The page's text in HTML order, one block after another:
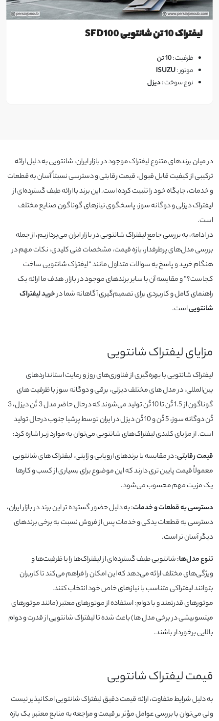
لیفتراک 10 تن شانتویی SFD100
ظرفیت :10 تن
موتور :ISUZU
نوع سوخت :دیزل
در میان برندهای متنوع لیفتراک موجود در بازار ایران، شانتویی به دلیل ارائه
ترکیبی از کیفیت قابل قبول، قیمت رقابتی و دسترسی نسبتاً آسان به قطعات
و خدمات، جایگاه خود را تثبیت کرده است. این برند با ارائه طیف گسترده‌ای از
لیفتراک‌ دیزلی و دوگانه‌ سوز، پاسخگوی نیازهای گوناگون صنایع مختلف
است.
در ادامه، به بررسی جامع لیفتراک‌ شانتویی در بازار ایران می‌پردازیم، از جمله
بررسی مدل‌های پرطرفدار، بازه قیمت، مشخصات فنی کلیدی، نکات مهم در
هنگام خرید و پاسخ به سوالات متداول مانند “لیفتراک شانتویی ساخت
کجاست؟” و مقایسه آن با سایر برندهای موجود در بازار. هدف ما ارائه یک
راهنمای کامل و کاربردی برای تصمیم‌گیری آگاهانه شما درخرید لیفتراک
شانتوییاست.
مزایای لیفتراک شانتویی
لیفتراک‌ شانتویی با بهره‌گیری از فناوری‌های روز و رعایت استانداردهای
بین‌المللی، در مدل‌ های مختلف دیزلی، برقی و دوگانه‌ سوز با ظرفیت‌ های
گوناگون از 1.5 تُن تا 10 تُن تولید می‌شوند که درحال حاضر مدل 3 تُن دیزل، 3
تُن دوگانه سوز، 5 تُن و 10 تُن دیزل در ایران توسط پرشیا جنوب درحال تولید
است. از مزایای کلیدی لیفتراک‌های شانتویی می‌توان به موارد زیر اشاره کرد:
قیمت رقابتی: در مقایسه با برندهای اروپایی و ژاپنی، لیفتراک‌ های شانتویی
معمولاً قیمت پایین‌ تری دارند که این موضوع برای بسیاری از کسب‌ و کارها
یک مزیت مهم محسوب می‌شود.
دسترسی به قطعات و خدمات: به دلیل حضور گسترده‌ تر این برند در بازار ایران،
دسترسی به قطعات یدکی و خدمات پس از فروش نسبت به برخی برندهای
دیگر آسان‌ تر است.
تنوع مدل‌ها: شانتویی طیف گسترده‌ای از لیفتراک‌ها را با ظرفیت‌ها و
ویژگی‌های مختلف ارائه می‌دهد که این امکان را فراهم می‌کند تا کاربران
بتوانند لیفتراکی متناسب با نیازهای خاص خود انتخاب کنند.
موتورهای قدرتمند و با دوام: استفاده از موتورهای معتبر (مانند موتورهای
میتسوبیشی در برخی مدل‌ ها) باعث شده تا لیفتراک‌ شانتویی از قدرت و دوام
بالایی برخوردار باشند.
قیمت لیفتراک شانتویی
به دلیل شرایط متفاوت، ارائه قیمت دقیق لیفتراک شانتویی امکانپذیر نیست
ولی می‌توان با بررسی عوامل مؤثر بر قیمت و مراجعه به منابع معتبر، یک بازه